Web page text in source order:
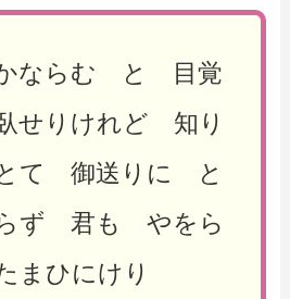
ならむ と 目覚
せりけれど 知り
て 御送りに と
ず 君も やをら
まひにけり